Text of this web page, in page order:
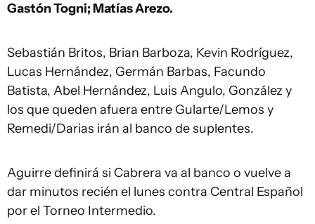
Gastón Togni; Matías Arezo.
Sebastián Britos, Brian Barboza, Kevin Rodríguez,
Lucas Hernández, Germán Barbas, Facundo
Batista, Abel Hernández, Luis Angulo, González y
los que queden afuera entre Gularte/Lemos y
Remedi/Darias irán al banco de suplentes.
Aguirre definirá si Cabrera va al banco o vuelve a
dar minutos recién el lunes contra Central Español
por el Torneo Intermedio.